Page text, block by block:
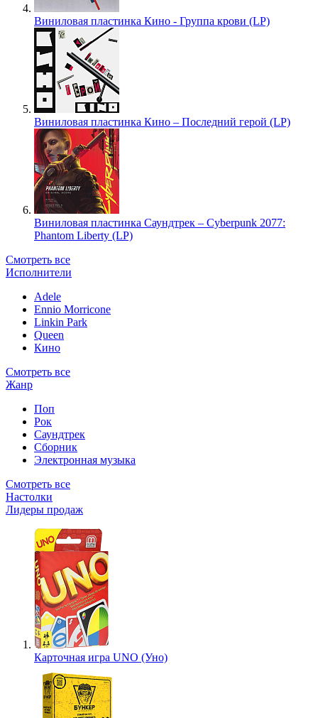
Виниловая пластинка Кино - Группа крови (LP)
Виниловая пластинка Кино – Последний герой (LP)
Виниловая пластинка Саундтрек – Cyberpunk 2077:
Phantom Liberty (LP)
Смотреть все
Исполнители
Adele
Ennio Morricone
Linkin Park
Queen
Кино
Смотреть все
Жанр
Поп
Рок
Саундтрек
Сборник
Электронная музыка
Смотреть все
Настолки
Лидеры продаж
Карточная игра UNO (Уно)